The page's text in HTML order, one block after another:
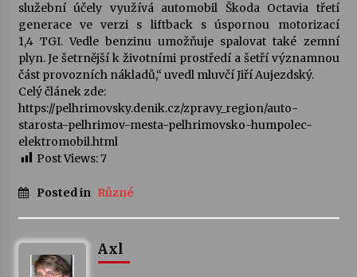
Votavžatský ploty
23. 7. 2026
22. 7. 2026
17. 7. 2026
Ozvěny prázdnin
14. 7. 2026
služební účely využívá automobil Škoda Octavia třetí
generace ve verzi s liftback s úspornou motorizací
1,4 TGI. Vedle benzinu umožňuje spalovat také zemní
plyn. Je šetrnější k životními prostředí a šetří významnou
část provozních nákladů,“ uvedl mluvčí Jiří Aujezdský.
Celý článek zde:
https://pelhrimovsky.denik.cz/zpravy_region/auto-
starosta-pelhrimov-mesta-pelhrimovsko-humpolec-
elektromobil.html
Post Views:7
Posted in Různé
Axl